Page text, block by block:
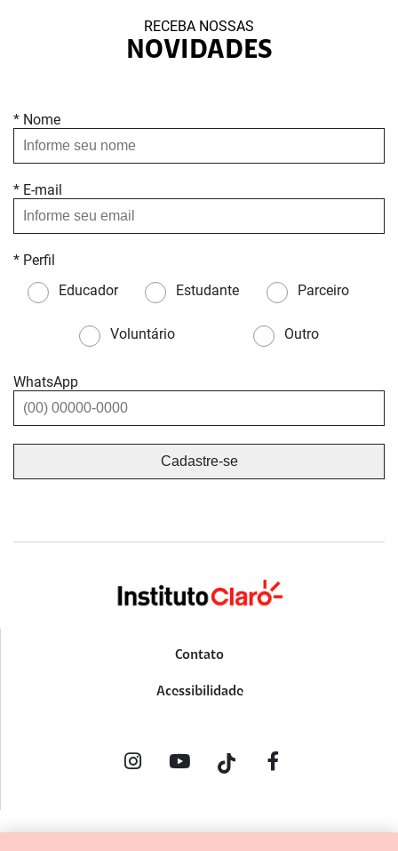
RECEBA NOSSAS
NOVIDADES
* Nome
* E-mail
* Perfil
Educador
Estudante Parceiro
Voluntário Outro
WhatsApp
Contato
Acessibilidade